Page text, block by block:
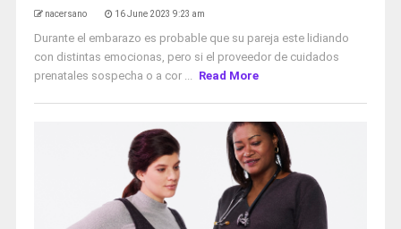
nacersano 16 June 2023 9:23 am
Durante el embarazo es probable que su pareja este lidiando
con distintas emocionas, pero si el proveedor de cuidados
prenatales sospecha o a cor ... Read More